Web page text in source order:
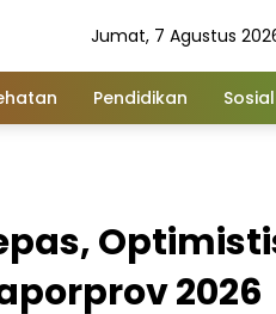
Jumat, 7 Agustus
Pendidikan
2026